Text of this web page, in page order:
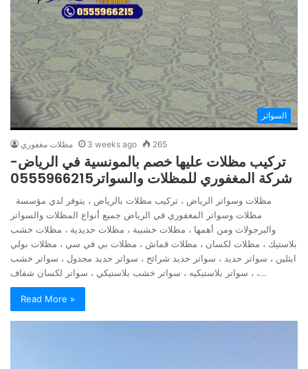
السواتر
مظلات مغفوري 3 weeks ago 265
تركيب مظلات عليها خصم بالمونسية في الرياض-
شركة المغفوري للمظلات والسواتر0555966215
مظلات وسواتر المغفوري في الرياض جميع أنواع المظلات والسواتر
والبرجولات ومن أهمها ، مظلات خشبية ، مظلات حديدية ، مظلات خشب
بلاستيك ، مظلات لكسان ، مظلات قماش ، مظلات بي في سي ، مظلات بولي
ايثلين ، سواتر حديد ، سواتر حديد شرائح ، سواتر حديد مجدول ، سواتر خشب
، سواتر بلاستيكيه ، سواتر خشب بلاستيكي ، سواتر لكسان شفاف ،…
Read More »